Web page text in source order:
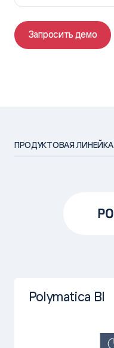
Запросить демо
ПРОДУКТОВАЯ ЛИНЕЙКА
Polymatica BI